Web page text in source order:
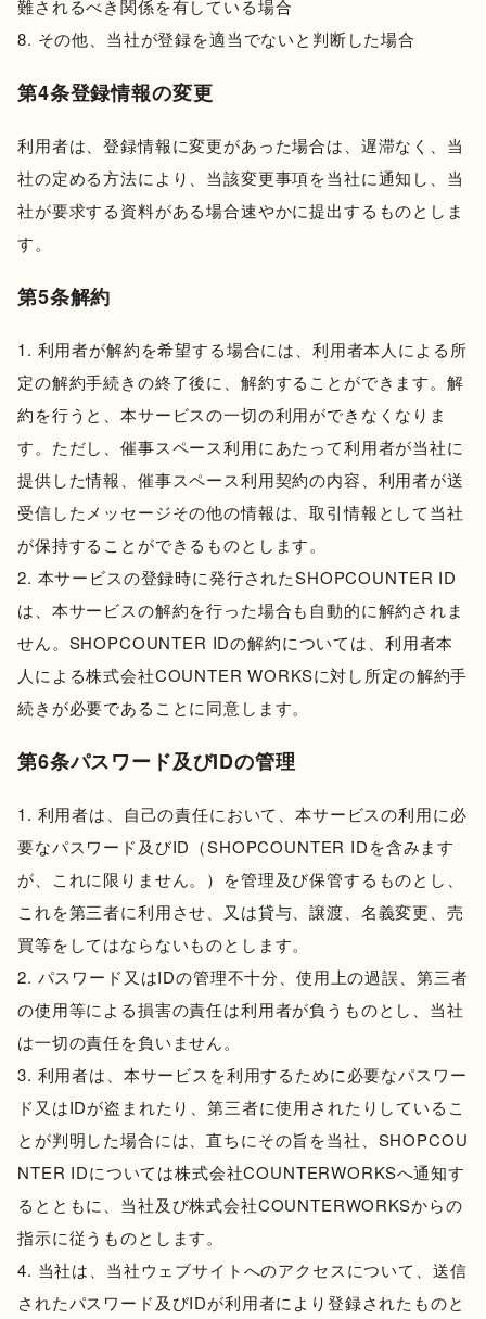
難されるべき関係を有している場合
その他、当社が登録を適当でないと判断した場合
第4条登録情報の変更
利用者は、登録情報に変更があった場合は、遅滞なく、当
社の定める方法により、当該変更事項を当社に通知し、当
社が要求する資料がある場合速やかに提出するものとしま
す。
第5条解約
利用者が解約を希望する場合には、利用者本人による所
定の解約手続きの終了後に、解約することができます。解
約を行うと、本サービスの一切の利用ができなくなりま
す。ただし、催事スペース利用にあたって利用者が当社に
提供した情報、催事スペース利用契約の内容、利用者が送
受信したメッセージその他の情報は、取引情報として当社
が保持することができるものとします。
本サービスの登録時に発行されたSHOPCOUNTER ID
は、本サービスの解約を行った場合も自動的に解約されま
せん。SHOPCOUNTER IDの解約については、利用者本
人による株式会社COUNTER WORKSに対し所定の解約手
続きが必要であることに同意します。
第6条パスワード及びIDの管理
利用者は、自己の責任において、本サービスの利用に必
要なパスワード及びID（SHOPCOUNTER IDを含みます
が、これに限りません。）を管理及び保管するものとし、
これを第三者に利用させ、又は貸与、譲渡、名義変更、売
買等をしてはならないものとします。
パスワード又はIDの管理不十分、使用上の過誤、第三者
の使用等による損害の責任は利用者が負うものとし、当社
は一切の責任を負いません。
利用者は、本サービスを利用するために必要なパスワー
ド又はIDが盗まれたり、第三者に使用されたりしているこ
とが判明した場合には、直ちにその旨を当社、SHOPCOU
NTER IDについては株式会社COUNTERWORKSへ通知す
るとともに、当社及び株式会社COUNTERWORKSからの
指示に従うものとします。
当社は、当社ウェブサイトへのアクセスについて、送信
されたパスワード及びIDが利用者により登録されたものと